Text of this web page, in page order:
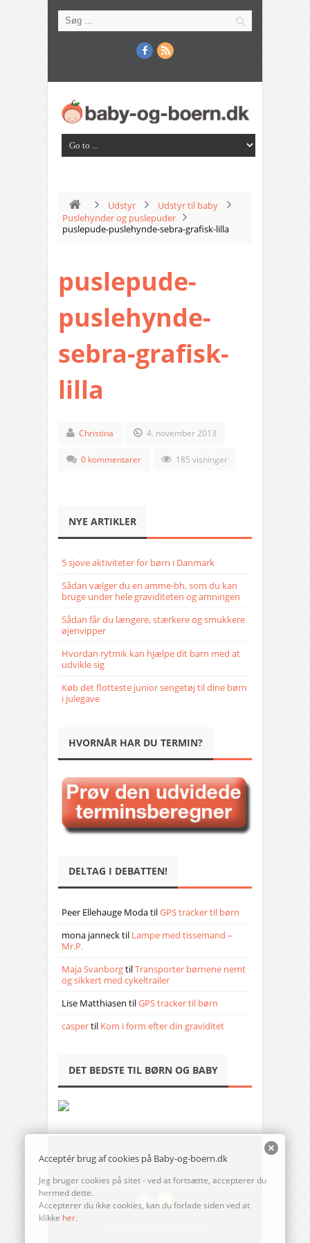
Udstyr
Udstyr til baby
Puslehynder og puslepuder
puslepude-puslehynde-sebra-grafisk-lilla
puslepude-
puslehynde-
sebra-grafisk-
lilla
Christina 4. november 2013
0 kommentarer 185 visninger
NYE ARTIKLER
5 sjove aktiviteter for børn i Danmark
Sådan vælger du en amme-bh, som du kan
bruge under hele graviditeten og amningen
Sådan får du længere, stærkere og smukkere
øjenvipper
Hvordan rytmik kan hjælpe dit barn med at
udvikle sig
Køb det flotteste junior sengetøj til dine børn
i julegave
HVORNÅR HAR DU TERMIN?
DELTAG I DEBATTEN!
Peer Ellehauge ModatilGPS tracker til børn
mona jannecktil Lampe med tissemand –
Mr.P.
Maja SvanborgtilTransporter børnene nemt
og sikkert med cykeltrailer
Lise Matthiasen tilGPS tracker til børn
caspertil Kom i form efter din graviditet
DET BEDSTE TIL BØRN OG BABY
Acceptér brug af cookies på Baby-og-boern.dk
Jeg bruger cookies på sitet - ved at fortsætte, accepterer du
hermed dette.
Accepterer du ikke cookies, kan du forlade siden ved at
klikke her.